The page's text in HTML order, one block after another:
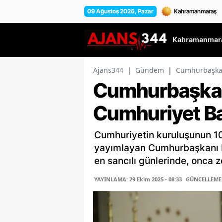
09 Ağustos 2026, Pazar
Ajans344 | Gündem |
Cumhuriyet
Cumhuriyetin kuruluşunun
yayımlayan
en sancılı günlerinde, onca
YAYINLAMA: 29 Ekim 2025 - 08:33